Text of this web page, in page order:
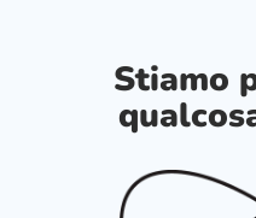
Stiamo